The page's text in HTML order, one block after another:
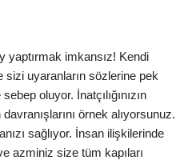
yaptırmak imkansız! Kendi
sizi uyaranların sözlerine pek
oluyor. İnatçılığınızın
örnek alıyorsunuz.
sağlıyor. İnsan ilişkilerinde
azminiz size tüm kapıları